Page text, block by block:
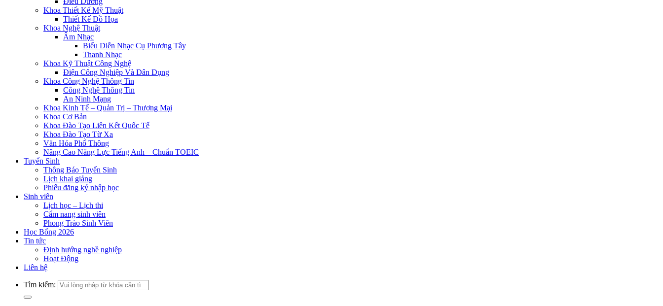
Khoa Thiết Kế Mỹ Thuật
Thiết Kế Đồ Họa
Khoa Nghệ Thuật
Âm Nhạc
Biểu Diễn Nhạc Cụ Phương Tây
Thanh Nhạc
Khoa Kỹ Thuật Công Nghệ
Điện Công Nghiệp Và Dân Dụng
Khoa Công Nghệ Thông Tin
Công Nghệ Thông Tin
An Ninh Mạng
Khoa Kinh Tế – Quản Trị – Thương Mại
Khoa Cơ Bản
Khoa Đào Tạo Liên Kết Quốc Tế
Khoa Đào Tạo Từ Xa
Văn Hóa Phổ Thông
Nâng Cao Năng Lực Tiếng Anh – Chuẩn TOEIC
Tuyển Sinh
Thông Báo Tuyển Sinh
Lịch khai giảng
Phiếu đăng ký nhập học
Sinh viên
Lịch học – Lịch thi
Cẩm nang sinh viên
Phong Trào Sinh Viên
Học Bổng 2026
Tin tức
Định hướng nghề nghiệp
Hoạt Động
Liên hệ
Tìm kiếm: